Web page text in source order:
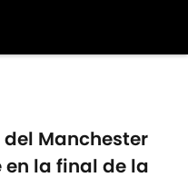
Manchester
en la final de la